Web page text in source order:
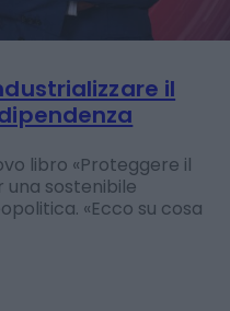
il
libro «Proteggere il
sostenibile
«Ecco su cosa